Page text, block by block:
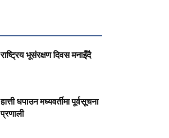
राष्ट्रिय भूसंरक्षण दिवस मनाइँदै
हात्ती धपाउन मध्यवर्तीमा पूर्वसूचना
प्रणाली